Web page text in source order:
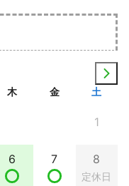
木 金 土
1
6 7 8
定休日